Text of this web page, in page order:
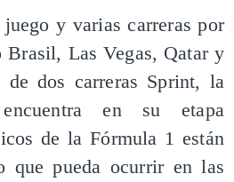
y varias carreras por
Brasil, Las Vegas, Qatar y
de dos carreras Sprint, la
en su etapa
de la Fórmula 1 están
que pueda ocurrir en las